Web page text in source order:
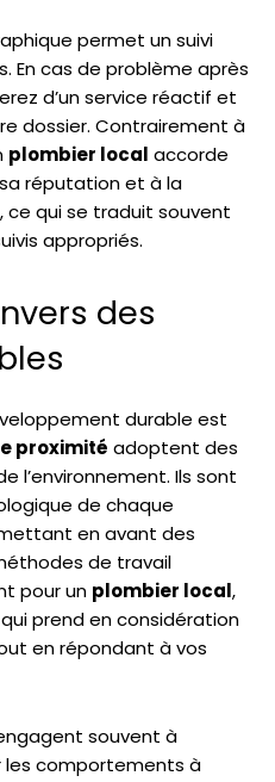
permet un suivi
En cas de problème après
d’un service réactif et
dossier. Contrairement à
plombier local accorde
réputation et à la
qui se traduit souvent
appropriés.
des
durable est
proximité adoptent des
l’environnement. Ils sont
de chaque
en avant des
de travail
pour un plombier local,
prend en considération
en répondant à vos
souvent à
les comportements à